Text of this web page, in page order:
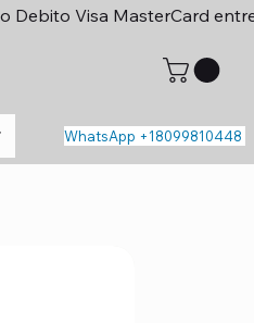
Debito Visa MasterCard
WhatsApp +18099810448